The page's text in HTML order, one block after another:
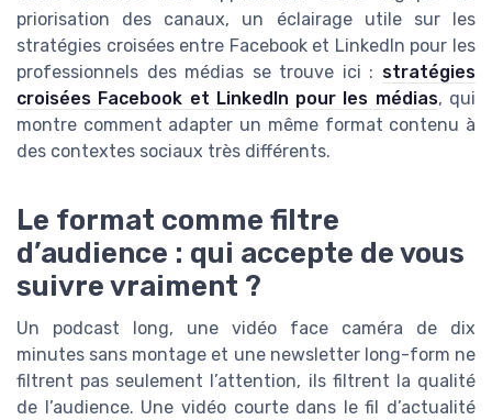
priorisation des canaux, un éclairage utile sur les
stratégies croisées entre Facebook et LinkedIn pour les
professionnels des médias se trouve ici : stratégies
croisées Facebook et LinkedIn pour les médias, qui
montre comment adapter un même format contenu à
des contextes sociaux très différents.
Le format comme filtre
d’audience : qui accepte de vous
suivre vraiment ?
Un podcast long, une vidéo face caméra de dix
minutes sans montage et une newsletter long-form ne
filtrent pas seulement l’attention, ils filtrent la qualité
de l’audience. Une vidéo courte dans le fil d’actualité